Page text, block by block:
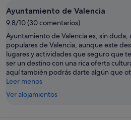
Ayuntamiento de Valencia
9.8/10 (30 comentarios)
Ayuntamiento de Valencia es, sin duda,
populares de Valencia, aunque este
lugares y actividades que seguro que
ser un destino con una rica oferta
aquí también podrás darte algún que
Leer menos
Ver alojamientos